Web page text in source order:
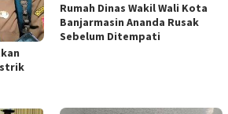
Rumah Dinas Wakil Wali Kota
Banjarmasin Ananda Rusak
Sebelum Ditempati